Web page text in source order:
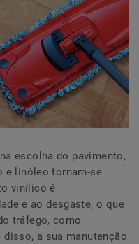
escolha do pavimento,
e linóleo tornam-se
vinílico é
e ao desgaste, o que
tráfego, como
a sua manutenção